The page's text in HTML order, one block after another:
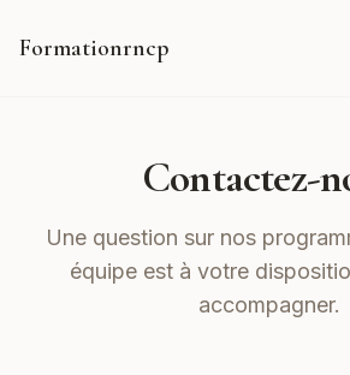
Formationrncp
Contactez-
Une question sur nos
équipe est à votre
accompagner.